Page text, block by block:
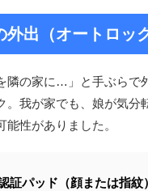
出（オートロッ
隣の家に…」と手ぶらで
。我が家でも、娘が気分
性がありました。
証パッド（顔または指紋